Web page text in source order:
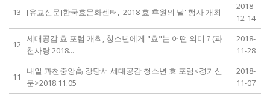
13 [유교신문]한국효문화센터, '2018 효 후원의 날' 행사 개최
2018-
12-14
12
세대공감 효 포럼 개최, 청소년에게 "효"는 어떤 의미 ? (과
천사랑 2018...
2018-
11-28
11
내일 과천중앙高 강당서 세대공감 청소년 효 포럼<경기신
문>2018.11.05
2018-
11-07